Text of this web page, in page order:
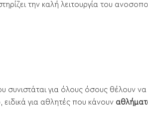
την καλή λειτουργία του
συνιστάται για όλους όσους θέλουν
ειδικά για αθλητές που κάνουν